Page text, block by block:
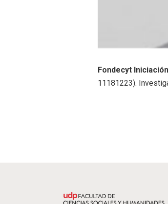
Fondecyt
11181223).